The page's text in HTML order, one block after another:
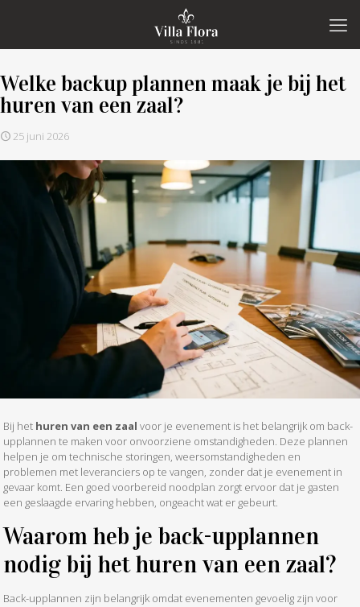
Welke backup plannen maak je bij het
huren van een zaal?
25 juni 2026
Bij het huren van een zaal voor je evenement is het belangrijk om back-
upplannen te maken voor onvoorziene omstandigheden. Deze plannen
helpen je om technische storingen, weersomstandigheden en
problemen met leveranciers op te vangen, zonder dat je evenement in
gevaar komt. Een goed voorbereid noodplan zorgt ervoor dat je gasten
een geslaagde ervaring hebben, ongeacht wat er gebeurt.
Waarom heb je back-upplannen
nodig bij het huren van een zaal?
Back-upplannen zijn belangrijk omdat evenementen gevoelig zijn voor